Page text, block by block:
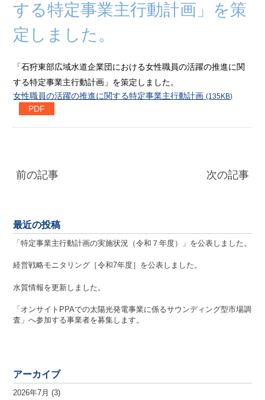
する特定事業主行動計画」を策
定しました。
「石狩東部広域水道企業団における女性職員の活躍の推進に関
する特定事業主行動計画」を策定しました。
女性職員の活躍の推進に関する特定事業主行動計画 (135KB)
前の記事 次の記事
最近の投稿
「特定事業主行動計画の実施状況（令和７年度）」を公表しました。
経営戦略モニタリング［令和7年度］を公表しました。
水質情報を更新しました。
「オンサイトPPAでの太陽光発電事業に係るサウンディング型市場調
査」へ参加する事業者を募集します。
アーカイブ
2026年7月 (3)